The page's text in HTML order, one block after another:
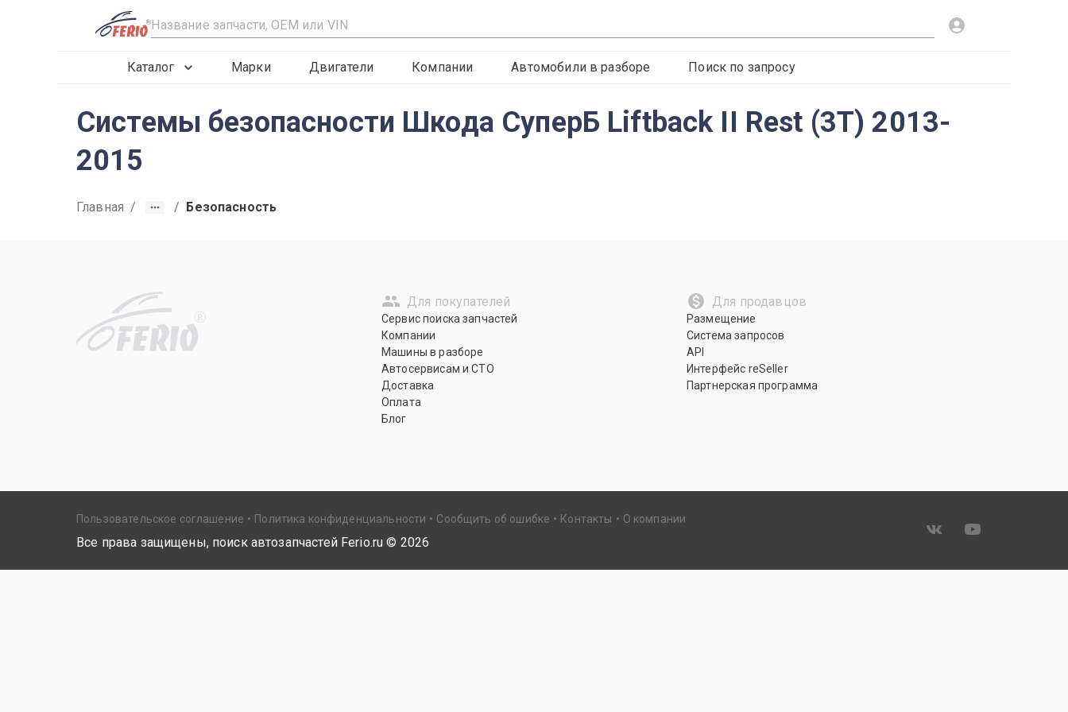
R
Каталог Марки Двигатели Компании Автомобили в разборе Поиск по запросу
Системы безопасности Шкода СуперБ Liftback II Rest (3T) 2013-
2015
Главная / / Безопасность
R
Для покупателей
Сервис поиска запчастей
Компании
Машины в разборе
Автосервисам и СТО
Доставка
Оплата
Блог
Для продавцов
Размещение
Система запросов
API
Интерфейс reSeller
Партнерская программа
Пользовательское соглашение Политика конфиденциальности Сообщить об ошибке Контакты О компании
Все права защищены, поиск автозапчастей Ferio.ru © 2026